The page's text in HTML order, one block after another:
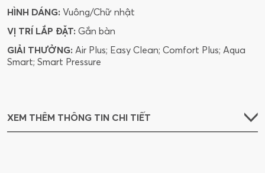
HÌNH DÁNG: Vuông/Chữ nhật
VỊ TRÍ LẮP ĐẶT: Gắn bàn
GIẢI THƯỞNG: Air Plus; Easy Clean; Comfort Plus; Aqua
Smart; Smart Pressure
XEM THÊM THÔNG TIN CHI TIẾT